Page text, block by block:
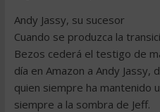
Andy Jassy, su sucesor
Cuando se produzca la
Bezos cederá el testigo de
día en Amazon a Andy Jassy,
quien siempre ha mantenido
siempre a la sombra de Jeff.